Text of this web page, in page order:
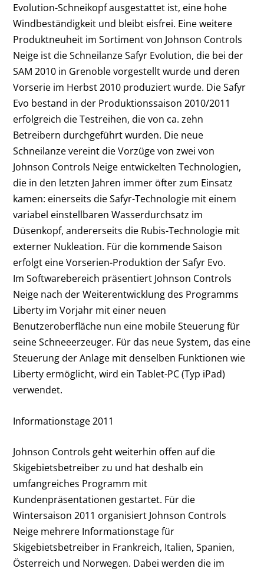
Evolution-Schneikopf ausgestattet ist, eine hohe
Windbeständigkeit und bleibt eisfrei. Eine weitere
Produktneuheit im Sortiment von Johnson Controls
Neige ist die Schneilanze Safyr Evolution, die bei der
SAM 2010 in Grenoble vorgestellt wurde und deren
Vorserie im Herbst 2010 produziert wurde. Die Safyr
Evo bestand in der Produktionssaison 2010/2011
erfolgreich die Testreihen, die von ca. zehn
Betreibern durchgeführt wurden. Die neue
Schneilanze vereint die Vorzüge von zwei von
Johnson Controls Neige entwickelten Technologien,
die in den letzten Jahren immer öfter zum Einsatz
kamen: einerseits die Safyr-Technologie mit einem
variabel einstellbaren Wasserdurchsatz im
Düsenkopf, andererseits die Rubis-Technologie mit
externer Nukleation. Für die kommende Saison
erfolgt eine Vorserien-Produktion der Safyr Evo.
Im Softwarebereich präsentiert Johnson Controls
Neige nach der Weiterentwicklung des Programms
Liberty im Vorjahr mit einer neuen
Benutzeroberfläche nun eine mobile Steuerung für
seine Schneeerzeuger. Für das neue System, das eine
Steuerung der Anlage mit denselben Funktionen wie
Liberty ermöglicht, wird ein Tablet-PC (Typ iPad)
verwendet.
Informationstage 2011
Johnson Controls geht weiterhin offen auf die
Skigebietsbetreiber zu und hat deshalb ein
umfangreiches Programm mit
Kundenpräsentationen gestartet. Für die
Wintersaison 2011 organisiert Johnson Controls
Neige mehrere Informationstage für
Skigebietsbetreiber in Frankreich, Italien, Spanien,
Österreich und Norwegen. Dabei werden die im